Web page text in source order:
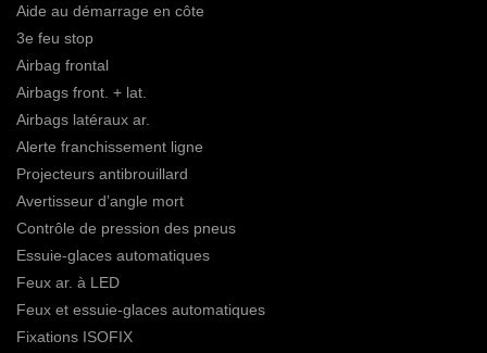
Aide au démarrage en côte
3e feu stop
Airbag frontal
Airbags front. + lat.
Airbags latéraux ar.
Alerte franchissement ligne
Projecteurs antibrouillard
Avertisseur d’angle mort
Contrôle de pression des pneus
Essuie-glaces automatiques
Feux ar. à LED
Feux et essuie-glaces automatiques
Fixations ISOFIX